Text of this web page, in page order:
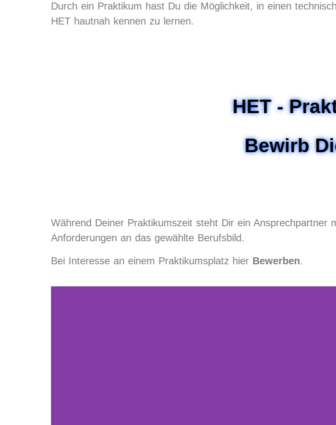
Durch ein Praktikum hast Du die Möglichkeit, in einen
HET hautnah kennen zu lernen.
HET -
Bewirb
Während Deiner Praktikumszeit steht Dir ein
Anforderungen an das gewählte Berufsbild.
Bei Interesse an einem Praktikumsplatz hier Bewerben.